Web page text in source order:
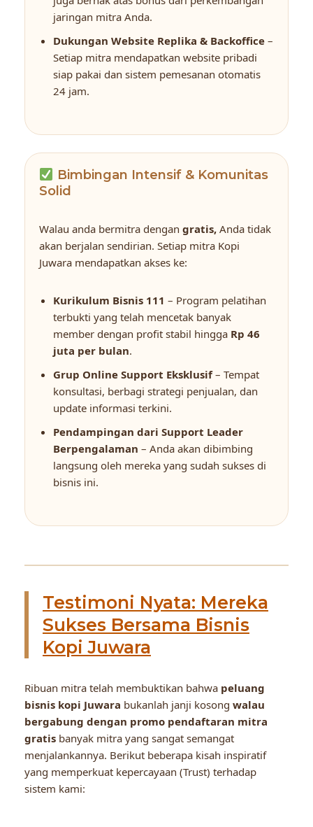
jaringan mitra Anda.
Dukungan Website Replika & Backoffice –
Setiap mitra mendapatkan website pribadi
siap pakai dan sistem pemesanan otomatis
24 jam.
Bimbingan Intensif & Komunitas
Solid
Walau anda bermitra dengan gratis, Anda tidak
akan berjalan sendirian. Setiap mitra Kopi
Juwara mendapatkan akses ke:
Kurikulum Bisnis 111 – Program pelatihan
terbukti yang telah mencetak banyak
member dengan profit stabil hingga Rp 46
juta per bulan.
Grup Online Support Eksklusif– Tempat
konsultasi, berbagi strategi penjualan, dan
update informasi terkini.
Pendampingan dari Support Leader
Berpengalaman – Anda akan dibimbing
langsung oleh mereka yang sudah sukses di
bisnis ini.
Testimoni Nyata: Mereka
Sukses Bersama Bisnis
Kopi Juwara
Ribuan mitra telah membuktikan bahwa peluang
bisnis kopi Juwara bukanlah janji kosong walau
bergabung dengan promo pendaftaran mitra
gratis banyak mitra yang sangat semangat
menjalankannya. Berikut beberapa kisah inspiratif
yang memperkuat kepercayaan (Trust) terhadap
sistem kami: